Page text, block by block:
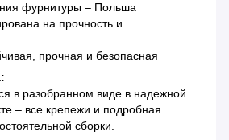
фурнитуры – Польша
на прочность и
прочная и безопасная
в разобранном виде в надежной
– все крепежи и подробная
сборки.